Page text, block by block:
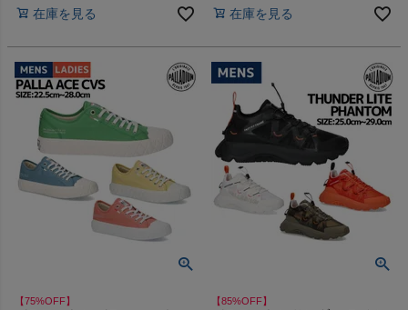
在庫を見る
セール在庫を見る
【75%OFF】 【85%OFF】